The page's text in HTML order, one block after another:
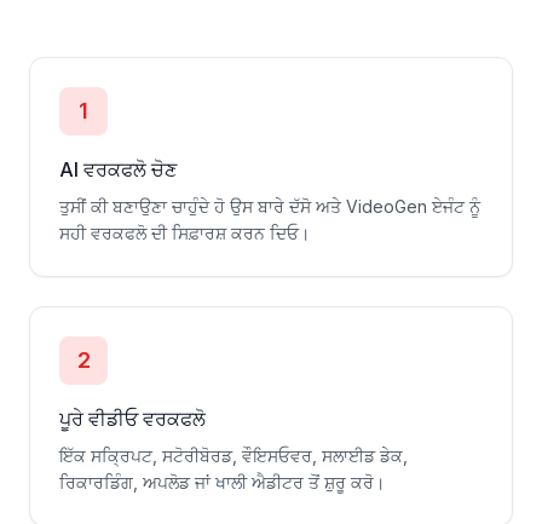
1
AI ਵਰਕਫਲੋ ਚੋਣ
ਤੁਸੀਂ ਕੀ ਬਣਾਉਣਾ ਚਾਹੁੰਦੇ ਹੋ ਉਸ ਬਾਰੇ ਦੱਸੋ ਅਤੇ VideoGen ਏਜੰਟ ਨੂੰ
ਸਹੀ ਵਰਕਫਲੋ ਦੀ ਸਿਫ਼ਾਰਸ਼ ਕਰਨ ਦਿਓ।
2
ਪੂਰੇ ਵੀਡੀਓ ਵਰਕਫਲੋ
ਇੱਕ ਸਕ੍ਰਿਪਟ, ਸਟੋਰੀਬੋਰਡ, ਵੌਇਸਓਵਰ, ਸਲਾਈਡ ਡੇਕ,
ਰਿਕਾਰਡਿੰਗ, ਅਪਲੋਡ ਜਾਂ ਖਾਲੀ ਐਡੀਟਰ ਤੋਂ ਸ਼ੁਰੂ ਕਰੋ।